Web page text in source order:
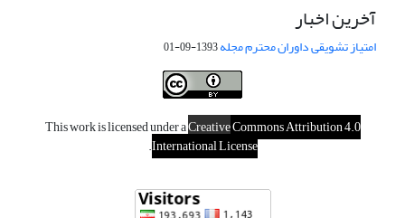
آخرین اخبار
امتیاز تشویقی داوران محترم مجله1393-09-01
This work is licensed under aCreativeCommons Attribution 4.0
International License
.